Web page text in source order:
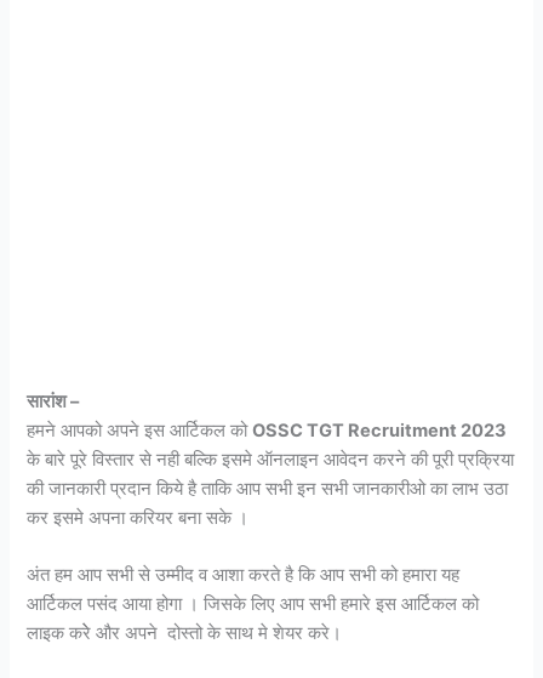
सारांश –
हमने आपको अपने इस आर्टिकल कोOSSC TGT Recruitment 2023
के बारे पूरे विस्तार से नही बल्कि इसमे ऑनलाइन आवेदन करने की पूरी प्रक्रिया
की जानकारी प्रदान किये है ताकि आप सभी इन सभी जानकारीओ का लाभ उठा
कर इसमे अपना करियर बना सके ।
अंत हम आप सभी से उम्मीद व आशा करते है कि आप सभी को हमारा यह
आर्टिकल पसंद आया होगा । जिसके लिए आप सभी हमारे इस आर्टिकल को
लाइक करेे और अपने दोस्तो के साथ मे शेयर करे।